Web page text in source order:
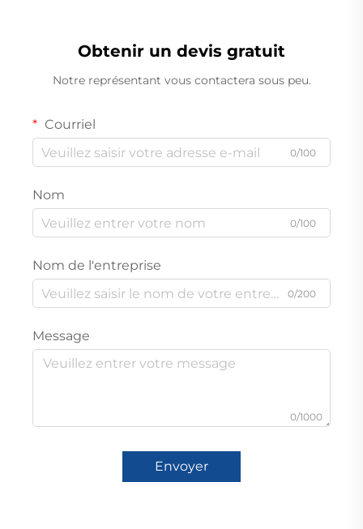
Obtenir un devis gratuit
Notre représentant vous contactera sous peu.
Courriel
0/100
Nom
0/100
Nom de l'entreprise
0/200
Message
0/1000
Envoyer